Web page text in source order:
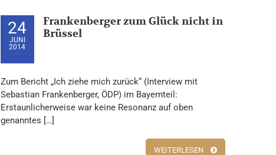
24
JUNI
2014
Frankenberger zum Glück nicht in
Brüssel
Zum Bericht „Ich ziehe mich zurück“ (Interview mit
Sebastian Frankenberger, ÖDP) im Bayernteil:
Erstaunlicherweise war keine Resonanz auf oben
genanntes […]
WEITERLESEN